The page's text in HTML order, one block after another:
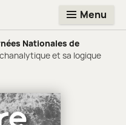
Menu
Nationales de
et sa logique